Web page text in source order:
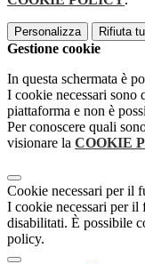
Personalizza Rifiuta
Gestione cookie
In questa schermata è
I cookie necessari sono
piattaforma e non è
Per conoscere quali
visionare la COOKIE
Cookie necessari per il
I cookie necessari per il
disabilitati. È possibile
policy.